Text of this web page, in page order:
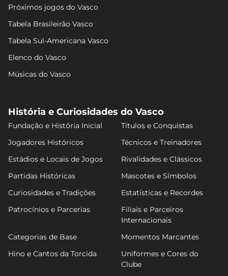
Próximos jogos do Vasco
Tabela Brasileirão Vasco
Tabela Sul-Americana Vasco
Elenco do Vasco
Músicas do Vasco
História e Curiosidades do Vasco
Fundação e História Inicial
Títulos e Conquistas
Jogadores Históricos
Técnicos e Treinadores
Estádios e Locais de Jogos
Rivalidades e Clássicos
Partidas Históricas
Mascotes e Símbolos
Curiosidades e Tradições
Estatísticas e Recordes
Patrocínios e Parcerias
Filiais e Parceiros
Internacionais
Categorias de Base
Momentos Marcantes
Hino e Cantos da Torcida
Uniformes e Cores do
Clube